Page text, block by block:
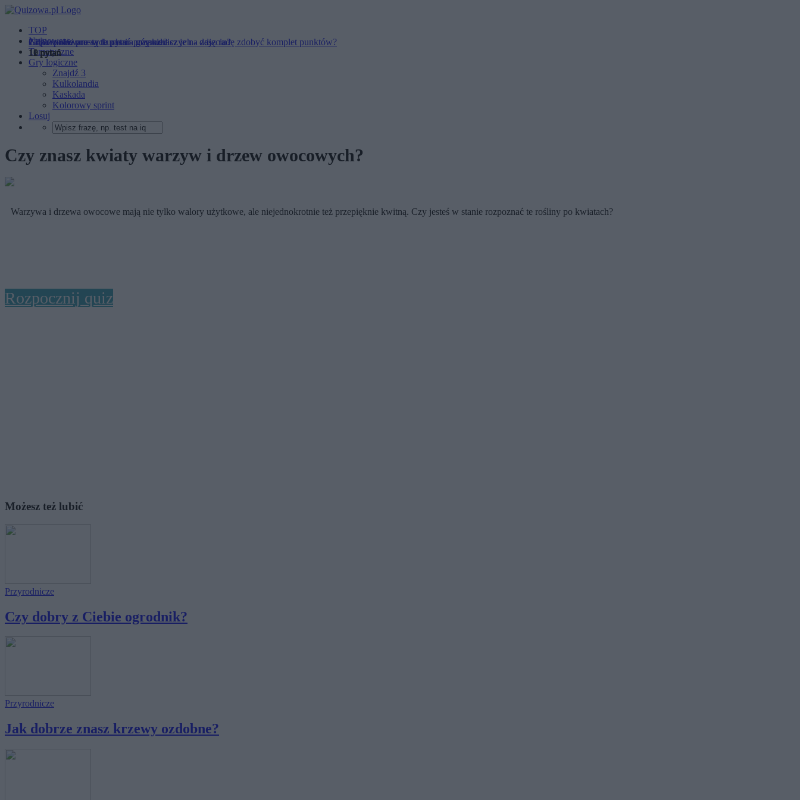
TOP
Najnowsze
Tematyczne
Gry logiczne
Znajdź 3
Kulkolandia
Kaskada
Kolorowy sprint
Losuj
Czy znasz kwiaty warzyw i drzew owocowych?
Warzywa i drzewa owocowe mają nie tylko walory użytkowe, ale niejednokrotnie też przepięknie kwitną. Czy jesteś w stanie rozpoznać te rośliny po kwiatach?
Rozpocznij quiz
Możesz też lubić
Przyrodnicze
Czy dobry z Ciebie ogrodnik?
Przyrodnicze
Jak dobrze znasz krzewy ozdobne?
Zioła stosowane w kuchni - rozpoznasz je na zdjęciu?
11 pytań
12 pozornie prostych pytań przyrodniczych - dasz radę zdobyć komplet punktów?
12 pytań
Gdzie położone są te pasma górskie?
10 pytań